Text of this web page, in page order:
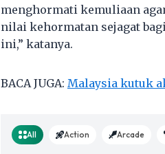
menghormati kemuliaan
nilai kehormatan sejagat
ini,” katanya.
BACA JUGA: Malaysia kutuk